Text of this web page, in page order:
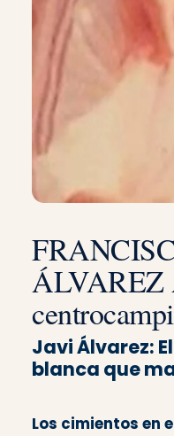
ÁLVAREZ
Javi Álvarez:
blanca que
Los cimientos en